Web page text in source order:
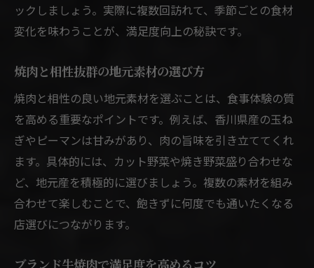
ックしましょう。実際に複数回訪れて、季節ごとの食材
変化を味わうことが、満足度向上の秘訣です。
焼肉と相性抜群の地元素材の選び方
焼肉と相性の良い地元素材を選ぶことは、食事体験の質
を高める重要なポイントです。例えば、香川県産の玉ね
ぎやピーマンは甘みがあり、肉の旨味を引き立ててくれ
ます。具体的には、カット野菜や焼き野菜盛り合わせな
ど、地元産を積極的に選びましょう。複数の素材を組み
合わせて楽しむことで、飽きずに何度でも通いたくなる
店選びにつながります。
ブランド牛焼肉で満足度を高めるコツ